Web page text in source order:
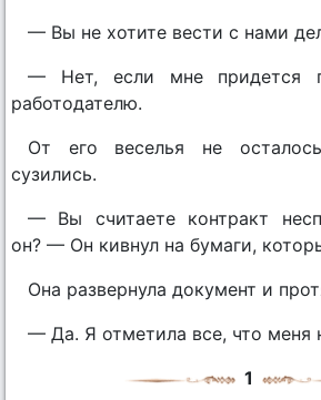
— Вы не хотите вести с нами
— Нет, если мне придется
работодателю.
От его веселья не
сузились.
— Вы считаете контракт
он? — Он кивнул на бумаги,
Она развернула документ и
— Да. Я отметила все, что меня
1